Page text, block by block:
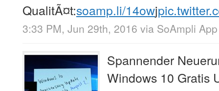
QualitÃ¤t:soamp.li/14owj
3:33 PM, Jun 29th, 2016 via SoAmpli App
Spannender
Windows 10 Gratis